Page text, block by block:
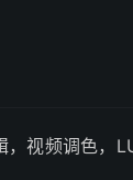
视频调色，